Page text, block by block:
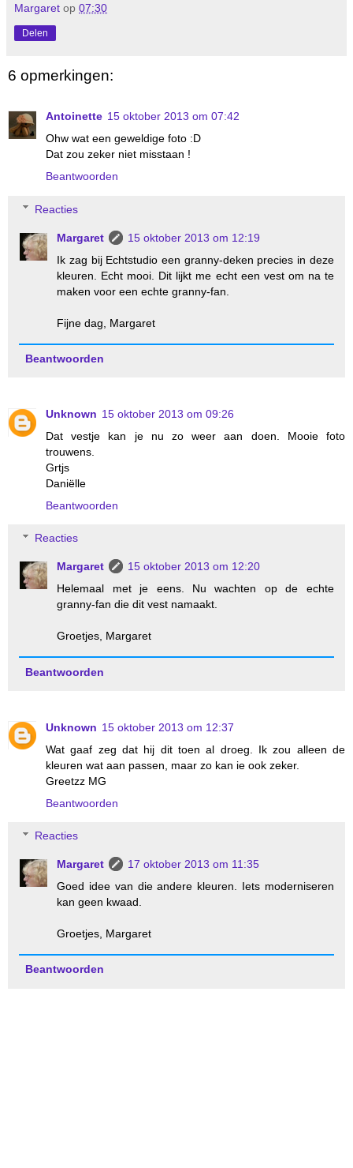
Margaret op 07:30
Delen
6 opmerkingen:
Antoinette 15 oktober 2013 om 07:42
Ohw wat een geweldige foto :D
Dat zou zeker niet misstaan !
Beantwoorden
Reacties
Margaret
15 oktober 2013 om 12:19
Ik zag bij Echtstudio een granny-deken precies in deze
kleuren. Echt mooi. Dit lijkt me echt een vest om na te
maken voor een echte granny-fan.
Fijne dag, Margaret
Beantwoorden
Unknown 15 oktober 2013 om 09:26
Dat vestje kan je nu zo weer aan doen. Mooie foto
trouwens.
Grtjs
Daniëlle
Beantwoorden
Reacties
Margaret
15 oktober 2013 om 12:20
Helemaal met je eens. Nu wachten op de echte
granny-fan die dit vest namaakt.
Groetjes, Margaret
Beantwoorden
Unknown 15 oktober 2013 om 12:37
Wat gaaf zeg dat hij dit toen al droeg. Ik zou alleen de
kleuren wat aan passen, maar zo kan ie ook zeker.
Greetzz MG
Beantwoorden
Reacties
Margaret
17 oktober 2013 om 11:35
Goed idee van die andere kleuren. Iets moderniseren
kan geen kwaad.
Groetjes, Margaret
Beantwoorden